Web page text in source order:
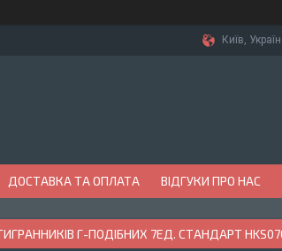
Київ,
ДОСТАВКА ТА ОПЛАТА ВІДГУКИ ПРО НАС
Г-ПОДІБНИХ 7ЕД. СТАНДАРТ